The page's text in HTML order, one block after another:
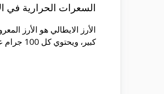
السعرات الحرارية في
الأرز الايطالي هو الأرز
كبير، ويحتوي كل 100 جرام علي 130 سعرة حرارية.